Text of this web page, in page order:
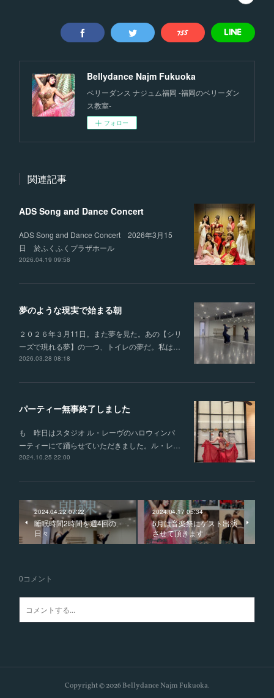
Bellydance Najm Fukuoka
ベリーダンス ナジュム福岡 -福岡のベリーダン
ス教室-
フォロー
関連記事
ADS Song and Dance Concert
ADS Song and Dance Concert 2026年3月15
日 於ふくふくプラザホール
2026.04.19 09:58
夢のような現実で始まる朝
２０２６年３月11日。また夢を見た。あの【シリ
ーズで現れる夢】の一つ、トイレの夢だ。私は…
2026.03.28 08:18
パーティー無事終了しました
も 昨日はスタジオ ル・レーヴのハロウィンパ
ーティーにて踊らせていただきました。ル・レ…
2024.10.25 22:00
2024.04.22 07:22
睡眠時間2時間を週4回の
日々
2024.04.17 05:34
5月は音楽祭にゲスト出演
させて頂きます
0コメント
Copyright ©2026 Bellydance Najm Fukuoka.